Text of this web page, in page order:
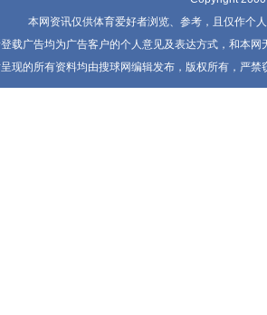
本网资讯仅供体育爱好者浏览、参考，且仅作个
载广告均为广告客户的个人意见及表达方式，和本
现的所有资料均由搜球网编辑发布，版权所有，严